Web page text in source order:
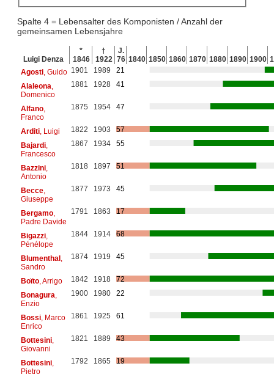
Spalte 4 = Lebensalter des Komponisten / Anzahl der
gemeinsamen Lebensjahre
Luigi Denza
*
1846
†
1922
J.
76 1840 1850 1860 1870 1880 1890 1900
Agosti, Guido 1901 1989
21
Alaleona
Domenico
1881 1928 41
Alfano,
Franco
1875 1954 47
Arditi, Luigi 1822 1903
57
Bajardi,
Francesco
1867 1934 55
Bazzini,
Antonio
1818 1897 51
Becce,
Giuseppe
1877 1973 45
Bergamo,
Padre Davide
1791 1863 17
Bigazzi,
Pénélope
1844 1914 68
Blumenthal,
Sandro
1874 1919 45
Boïto, Arrigo 1842 1918
72
Bonagura
Enzio
1900 1980 22
Bossi, Marco
Enrico
1861 1925 61
Bottesini,
Giovanni
1821 1889 43
Bottesini,
Pietro
1792 1865 19